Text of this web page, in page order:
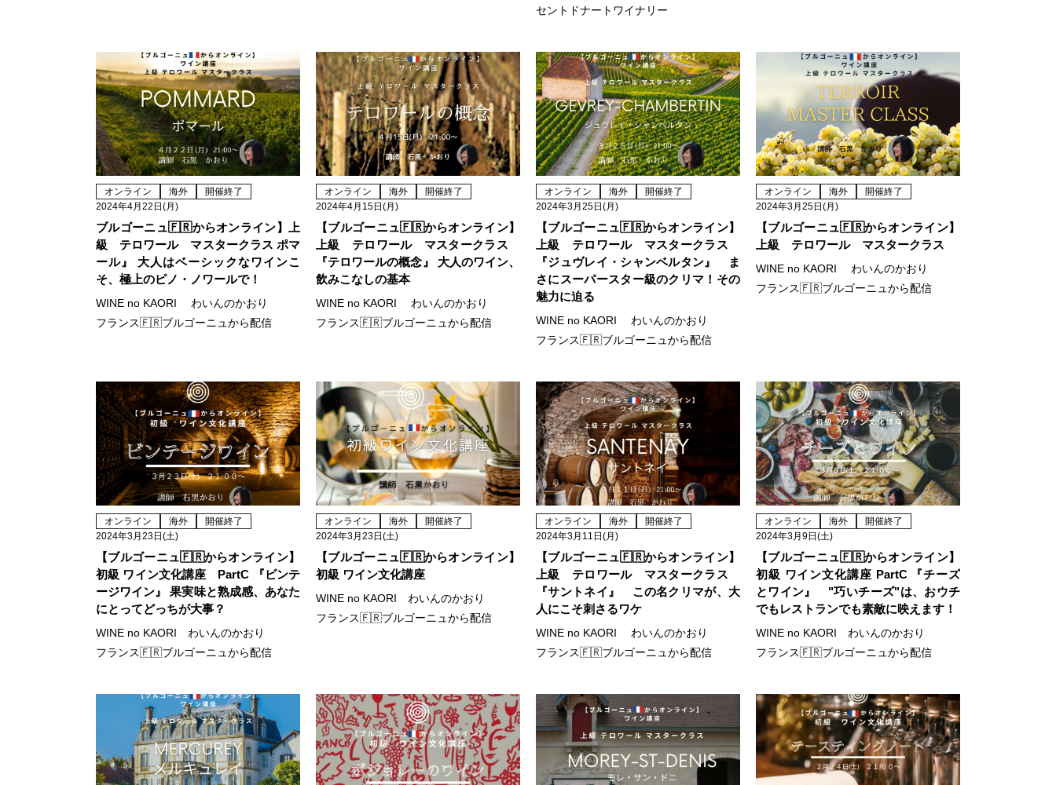
セントドナートワイナリー
オンライン 海外
開催終了
2024年4月22日(月)
ブルゴーニュ🇫🇷からオンライン】上
級 テロワール マスタークラス ポマ
ール』 大人はベーシックなワインこ
そ、極上のピノ・ノワールで！
WINE no KAORI わいんのかおり
フランス🇫🇷ブルゴーニュから配信
オンライン 海外
開催終了
2024年4月15日(月)
【ブルゴーニュ🇫🇷からオンライン】
上級 テロワール マスタークラス
『テロワールの概念』 大人のワイン、
飲みこなしの基本
WINE no KAORI わいんのかおり
フランス🇫🇷ブルゴーニュから配信
オンライン 海外
開催終了
2024年3月25日(月)
【ブルゴーニュ🇫🇷からオンライン】
上級 テロワール マスタークラス
『ジュヴレイ・シャンベルタン』 ま
さにスーパースター級のクリマ！その
魅力に迫る
WINE no KAORI わいんのかおり
フランス🇫🇷ブルゴーニュから配信
オンライン 海外
開催終了
2024年3月25日(月)
【ブルゴーニュ🇫🇷からオンライン】
上級 テロワール マスタークラス
WINE no KAORI わいんのかおり
フランス🇫🇷ブルゴーニュから配信
オンライン 海外
開催終了
2024年3月23日(土)
【ブルゴーニュ🇫🇷からオンライン】
初級 ワイン文化講座 PartC 『ビンテ
ージワイン』 果実味と熟成感、あなた
にとってどっちが大事？
WINE no KAORI わいんのかおり
フランス🇫🇷ブルゴーニュから配信
オンライン 海外
開催終了
2024年3月23日(土)
【ブルゴーニュ🇫🇷からオンライン】
初級 ワイン文化講座
WINE no KAORI わいんのかおり
フランス🇫🇷ブルゴーニュから配信
オンライン 海外
開催終了
2024年3月11日(月)
【ブルゴーニュ🇫🇷からオンライン】
上級 テロワール マスタークラス
『サントネイ』 この名クリマが、大
人にこそ刺さるワケ
WINE no KAORI わいんのかおり
フランス🇫🇷ブルゴーニュから配信
オンライン 海外
開催終了
2024年3月9日(土)
【ブルゴーニュ🇫🇷からオンライン】
初級 ワイン文化講座 PartC 『チーズ
とワイン』 "巧いチーズ"は、おウチ
でもレストランでも素敵に映えます！
WINE no KAORI わいんのかおり
フランス🇫🇷ブルゴーニュから配信